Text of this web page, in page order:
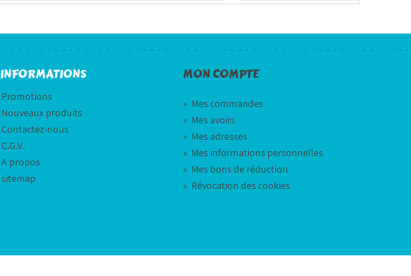
INFORMATIONS
Promotions
Nouveaux produits
Contactez-nous
C.G.V.
A propos
sitemap
MON COMPTE
» Mes commandes
» Mes avoirs
» Mes adresses
» Mes informations personnelles
» Mes bons de réduction
» Révocation des cookies